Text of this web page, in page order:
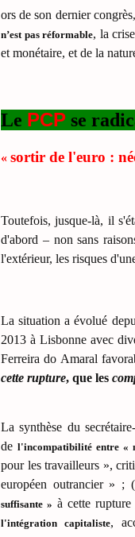
ors de son dernier
n’est pas réformable, la
et monétaire, et de la
Le PCP se
« sortir de l'euro :
Toutefois, jusque-là, il
d'abord – non sans
l'extérieur, les risques
La situation a évolué
2013 à Lisbonne avec
Ferreira do Amaral
cette rupture, que les
La synthèse du
de l'incompatibilité entre «
pour les travailleurs »,
européen outrancier »
suffisante » à cette
l'intégration capitaliste,